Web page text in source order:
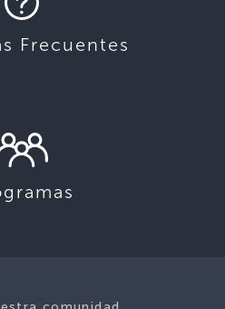
Frecuentes